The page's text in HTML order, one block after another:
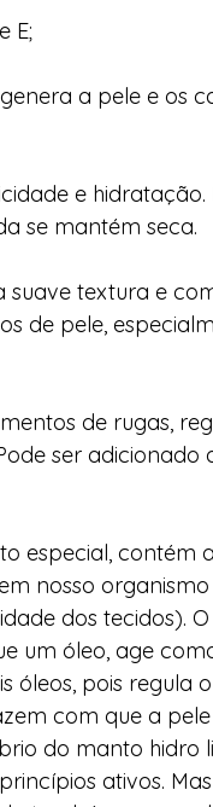
E;
a pele e os
e
se mantém seca.
suave textura e
de pele,
de rugas,
ser
especial, contém
nosso
dos tecidos).
um óleo, age
pois regula
com que a
do manto hidro
ativos.